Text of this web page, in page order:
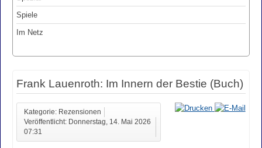
Spiele
Im Netz
Frank Lauenroth: Im Innern der Bestie (Buch)
Kategorie: Rezensionen
Veröffentlicht: Donnerstag, 14. Mai 2026
07:31